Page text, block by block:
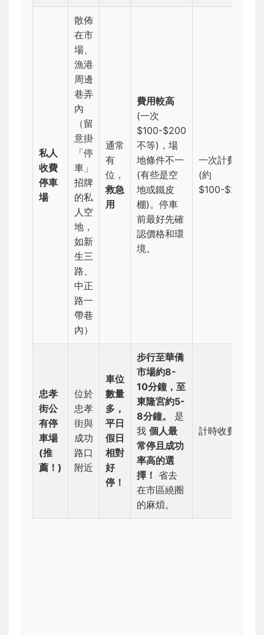
私人
收費
停車
場
散佈
在市
場、
漁港
周邊
巷弄
內
（留
意掛
「停
車」
招牌
的私
人空
地，
如新
生三
路、
中正
路一
帶巷
內）
通常
有
位，
救急
用
費用較高
(一次
$100-$200
不等)，場
地條件不一
(有些是空
地或鐵皮
棚)。停車
前最好先確
認價格和環
境。
一次計費
(約
$100-$200)
忠孝
街公
有停
車場
(推
薦！)
位於
忠孝
街與
成功
路口
附近
車位
數量
多，
平日
假日
相對
好
停！
步行至華僑
市場約8-
10分鐘，至
東隆宮約5-
8分鐘。
是
我 個人最
常停且成功
率高的選
擇！ 省去
在市區繞圈
的麻煩。
計時收費